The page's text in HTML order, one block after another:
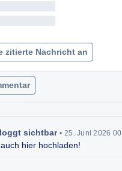
zitierte Nachricht an
sichtbar • 25. Juni 2026
hier hochladen!